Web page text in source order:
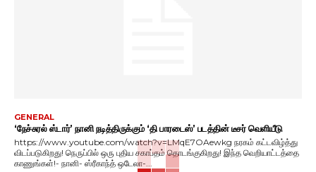
GENERAL
‘நேச்சுரல் ஸ்டார்’ நானி நடித்திருக்கும் ‘தி பாரடைஸ்’ படத்தின் டீசர் வெளியீடு
https://www.youtube.com/watch?v=LMqE7OAewkg நரகம் கட்டவிழ்த்து
விடப்படுகிறது! நெருப்பில் ஒரு புதிய சகாப்தம் தொடங்குகிறது! இந்த வெறியாட்டத்தை
காணுங்கள்!- நானி- ஸ்ரீகாந்த் ஒடேலா-...